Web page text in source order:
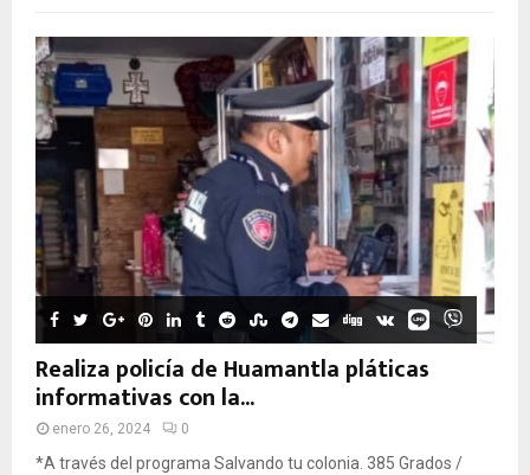
Realiza policía de Huamantla pláticas
informativas con la...
enero 26, 2024 0
*A través del programa Salvando tu colonia. 385 Grados /